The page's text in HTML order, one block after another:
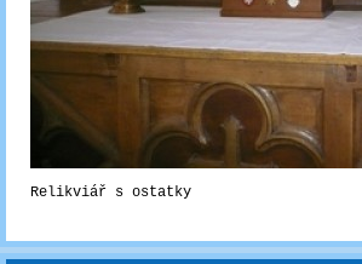
Relikviář s ostatky